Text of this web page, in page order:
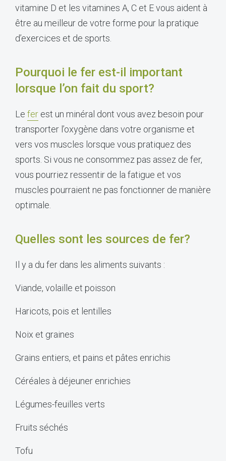
vitamine D et les vitamines A, C et E vous aident à
être au meilleur de votre forme pour la pratique
d’exercices et de sports.
Pourquoi le fer est-il important
lorsque l’on fait du sport?
Le fer est un minéral dont vous avez besoin pour
transporter l’oxygène dans votre organisme et
vers vos muscles lorsque vous pratiquez des
sports. Si vous ne consommez pas assez de fer,
vous pourriez ressentir de la fatigue et vos
muscles pourraient ne pas fonctionner de manière
optimale.
Quelles sont les sources de fer?
Il y a du fer dans les aliments suivants :
Viande, volaille et poisson
Haricots, pois et lentilles
Noix et graines
Grains entiers, et pains et pâtes enrichis
Céréales à déjeuner enrichies
Légumes-feuilles verts
Fruits séchés
Tofu